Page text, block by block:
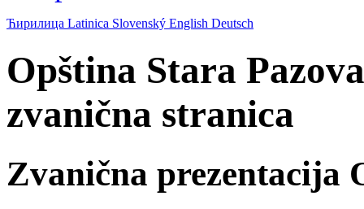
Ћирилица Latinica Slovenský English Deutsch
Opština Stara
zvanična stranica
Zvanična prezentacija